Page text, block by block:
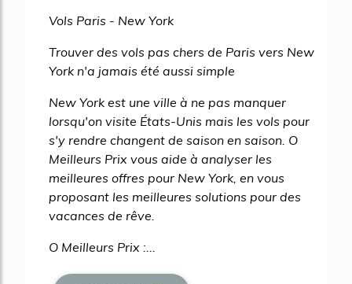
Vols Paris - New York
Trouver des vols pas chers de Paris vers New
York n'a jamais été aussi simple
New York est une ville à ne pas manquer
lorsqu'on visite États-Unis mais les vols pour
s'y rendre changent de saison en saison. O
Meilleurs Prix vous aide à analyser les
meilleures offres pour New York, en vous
proposant les meilleures solutions pour des
vacances de rêve.
O Meilleurs Prix :...